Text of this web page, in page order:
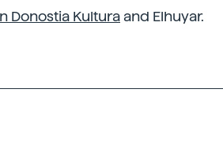
Donostia Kultura and Elhuyar.